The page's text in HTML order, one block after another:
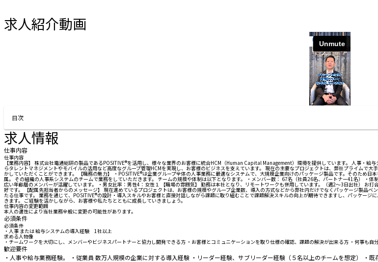
お問い合わせする
求人紹介動画
目次
求人情報
仕事内容
仕事内容
【業務内容】 株式会社電通総研の製品であるPOSITIVE®を活用し、様々な業界のお客様に統合HCM（Human Capital Management）環境を提供しています。 人事・
らタレントマネジメントやモバイルの活用など高度なグループ管理HCMを実現し、お客様のビジネスを支えています。 現在の主要なプロジェクトは、弊社プライムで
かしていただくことができます。 【職務の魅力】 ・POSITIVE®は企業グループ全体の人事業務に最適なシステムで、大規模企業向けのパッケージ製品です。そのため
属。 その組織の人事系システムのチームで業務をしていただきます。 チームの規模や体制は以下となります。 ・メンバー数： 67名（社員26名、パートナー41名） ・
広い年齢層のメンバーが活躍しています。 ・男女比率：男性4：女性１ 【職場の雰囲気】 勤務は本社となり、リモートワークも併用しています。（週2～3日出社） お
好です。 【配属先担当者からのメッセージ】 現在進めているプロジェクトは、お客様の規模やグループ企業数、導入の方式などから弊社内だけでなくパッケージ製品
たる仕事です。 業務を通じて、POSITIVE®の設計・導入スキルやお客様と直接対話しながら課題に取り組むことで課題解決スキルの向上が期待できますし、パッケー
きます。 ご経験を活かしながら、お客様や私たちとともに成長していきましょう。
仕事内容の変更範囲
本人の適性により当社業務全般に変更の可能性があります。
必須条件
必須条件
・人事 または 給与システムの導入経験 1社以上
求める人物像
・チームワークを大切にし、メンバーやビジネスパートナーと協力し開発できる方 ・お客様とコミュニケーションを取り仕様の確認、課題の解決が出来る方 ・何事も
歓迎要件
・人事や給与業務経験。 ・従業員 数万人規模の企業に対する導入経験 ・リーダー経験、サブリーダー経験（５名以上のチームを想定）